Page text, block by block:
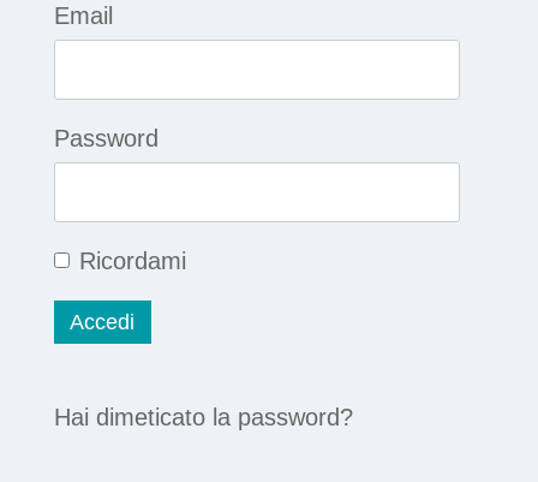
Email
Password
Ricordami
Hai dimeticato la password?